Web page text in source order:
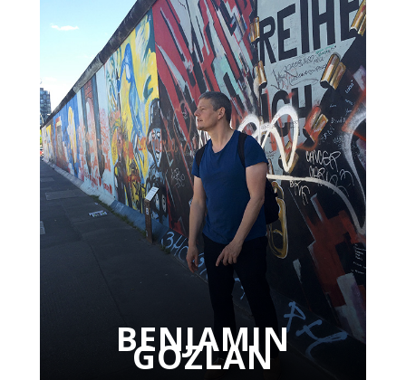
BENJAMIN
GOZLAN